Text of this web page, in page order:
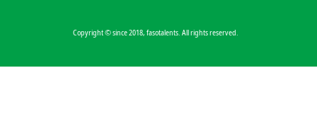
Copyright © since 2018, fasotalents. All rights reserved.